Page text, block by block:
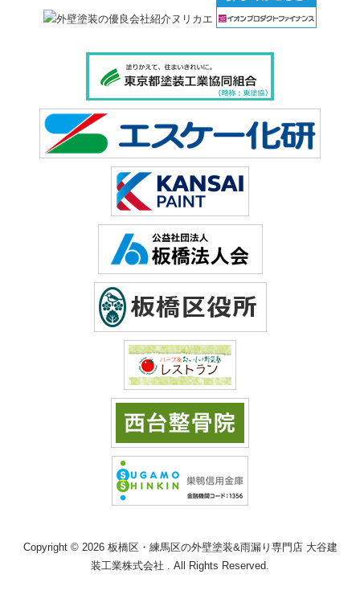
Copyright © 2026 板橋区・練馬区の外壁塗装&雨漏り専門店 大谷建
装工業株式会社 . All Rights Reserved.